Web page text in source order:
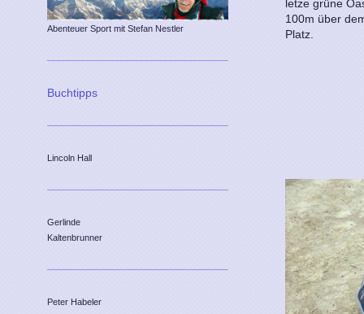
letze grüne
100m über
Platz.
Abenteuer Sport mit Stefan Nestler
Buchtipps
Lincoln Hall
Gerlinde
Kaltenbrunner
Peter Habeler